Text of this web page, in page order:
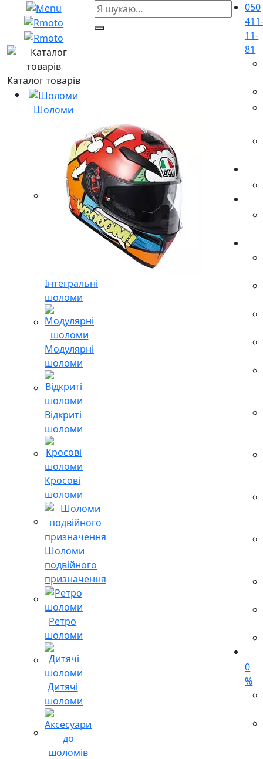
Каталог товарів
Шоломи
Інтегральні
шоломи
Модулярні
шоломи
Відкриті
шоломи
Кросові
шоломи
Шоломи
подвійного
призначення
Ретро
шоломи
Дитячі
шоломи
050
11-
81
0
%